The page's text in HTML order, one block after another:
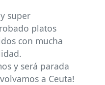
super
platos
con mucha
y será parada
a Ceuta!